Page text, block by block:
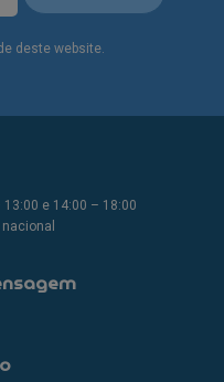
deste website.
e 14:00 – 18:00